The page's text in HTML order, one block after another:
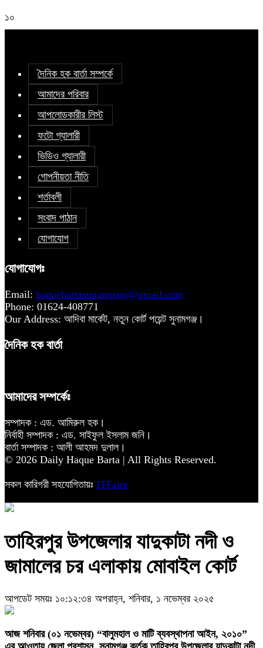
১০
দৈনিক হক বার্তা সম্পর্কে
আমাদের পরিবার
আপলোডকারীর লিস্ট
ফটো গ্যালারী
ভিডিও গ্যালারী
গোপনীয়তা নীতি
শর্তাবলী
সংবাদ পাঠান
যোগাযোগ
যোগাযোগঃ
Email: haquebartasunamganj@gmail.com
Phone: 01624-408771
Our Address: আদিবা মার্কেট, নতুন কোর্ট পয়েন্ট সুনামগঞ্জ।
দৈনিক হক বার্তা
আমাদের সম্পর্কেঃ
সম্পাদক : এড. আমিরুল হক।
নির্বাহী সম্পাদক : এড. সাইফুল ইসলাম জনি।
বার্তা সম্পাদক : আলী আহমদ দুলাল।
© 2026 Daily Haque Barta | All Rights Reserved.
সকল কারিগরী সহযোগিতায়ঃ ITFaire
তাহিরপুর উপজেলার যাদুকাটা নদী ও
জামালের চর এলাকায় মোবাইল কোর্ট
আপডেট সময়ঃ ১০:১২:৩৪ অপরাহ্ন, শনিবার, ১ নভেম্বর ২০২৫
‎আজ শনিবার (০১ নভেম্বর) “বালুমহাল ও মাটি ব্যবস্থাপনা আইন, ২০১০”